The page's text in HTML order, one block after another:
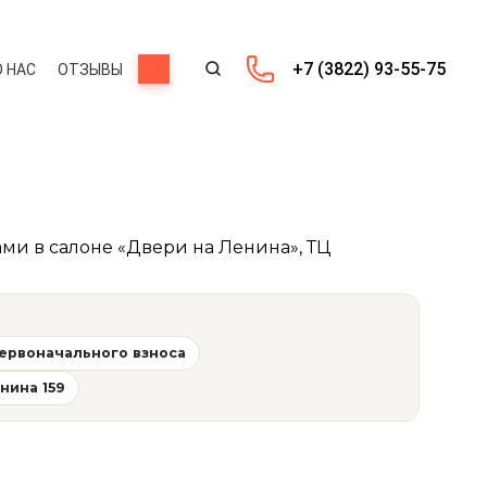
НАС ОТЗЫВЫ +7 (3822) 93-55-75
в салоне «Двери на Ленина», ТЦ
взноса
159